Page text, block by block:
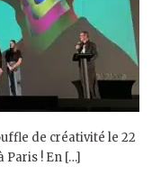
de créativité le 22
Paris ! En […]